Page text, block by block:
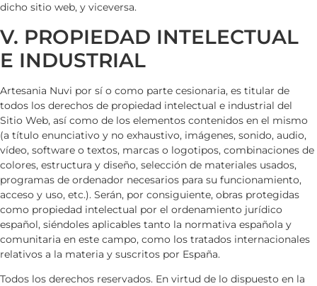
dicho sitio web, y viceversa.
V. PROPIEDAD INTELECTUAL
E INDUSTRIAL
Artesania Nuvi por sí o como parte cesionaria, es titular de
todos los derechos de propiedad intelectual e industrial del
Sitio Web, así como de los elementos contenidos en el mismo
(a título enunciativo y no exhaustivo, imágenes, sonido, audio,
vídeo, software o textos, marcas o logotipos, combinaciones de
colores, estructura y diseño, selección de materiales usados,
programas de ordenador necesarios para su funcionamiento,
acceso y uso, etc.). Serán, por consiguiente, obras protegidas
como propiedad intelectual por el ordenamiento jurídico
español, siéndoles aplicables tanto la normativa española y
comunitaria en este campo, como los tratados internacionales
relativos a la materia y suscritos por España.
Todos los derechos reservados. En virtud de lo dispuesto en la